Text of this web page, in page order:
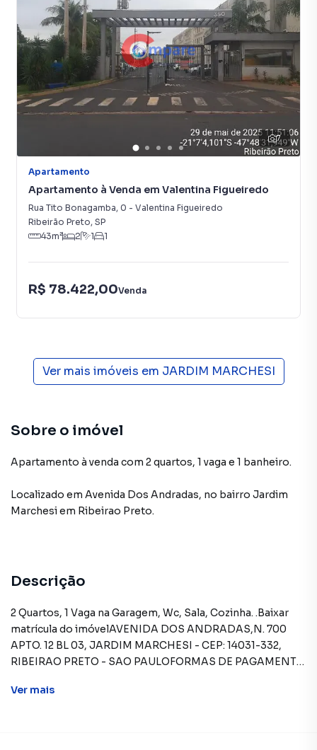
7
Apartamento
Apartamento à Venda em Valentina Figueiredo
Rua Tito Bonagamba, 0 - Valentina Figueiredo
Ribeirão Preto, SP
43m² 2 1 1
R$ 78.422,00Venda
Ver mais imóveis em JARDIM MARCHESI
Sobre o imóvel
Apartamento à venda com 2 quartos, 1 vaga e 1 banheiro.
Localizado em Avenida Dos Andradas, no bairro Jardim
Marchesiem Ribeirao Preto.
Descrição
2 Quartos, 1 Vaga na Garagem, Wc, Sala, Cozinha. .Baixar
matrícula do imóvelAVENIDA DOS ANDRADAS,N. 700
APTO. 12 BL 03, JARDIM MARCHESI - CEP: 14031-332,
RIBEIRAO PRETO - SAO PAULOFORMAS DE PAGAMENTO
somente SBPE. Consulte condições antes de efetuar a
Ver mais